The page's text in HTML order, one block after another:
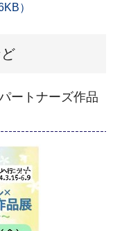
）
ートナーズ作品